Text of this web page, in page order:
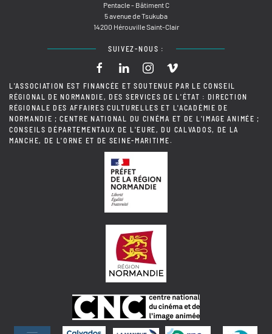
Pentacle - Bâtiment C
5 avenue de Tsukuba
14200 Hérouville Saint-Clair
SUIVEZ-NOUS :
L'ASSOCIATION EST FINANCÉE ET SOUTENUE PAR LE CONSEIL
RÉGIONAL DE NORMANDIE, DES SERVICES DE L'ÉTAT : DIRECTION
RÉGIONALE DES AFFAIRES CULTURELLES ET L'ACADÉMIE DE
NORMANDIE ; CENTRE NATIONAL DU CINÉMA ET DE L'IMAGE ANIMÉE ;
CONSEILS DÉPARTEMENTAUX DE L'EURE, DU CALVADOS, DE LA
MANCHE, DE L'ORNE ET DE SEINE-MARITIME.